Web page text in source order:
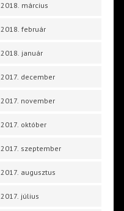
2018. március
2018. február
2018. január
2017. december
2017. november
2017. október
2017. szeptember
2017. augusztus
2017. július